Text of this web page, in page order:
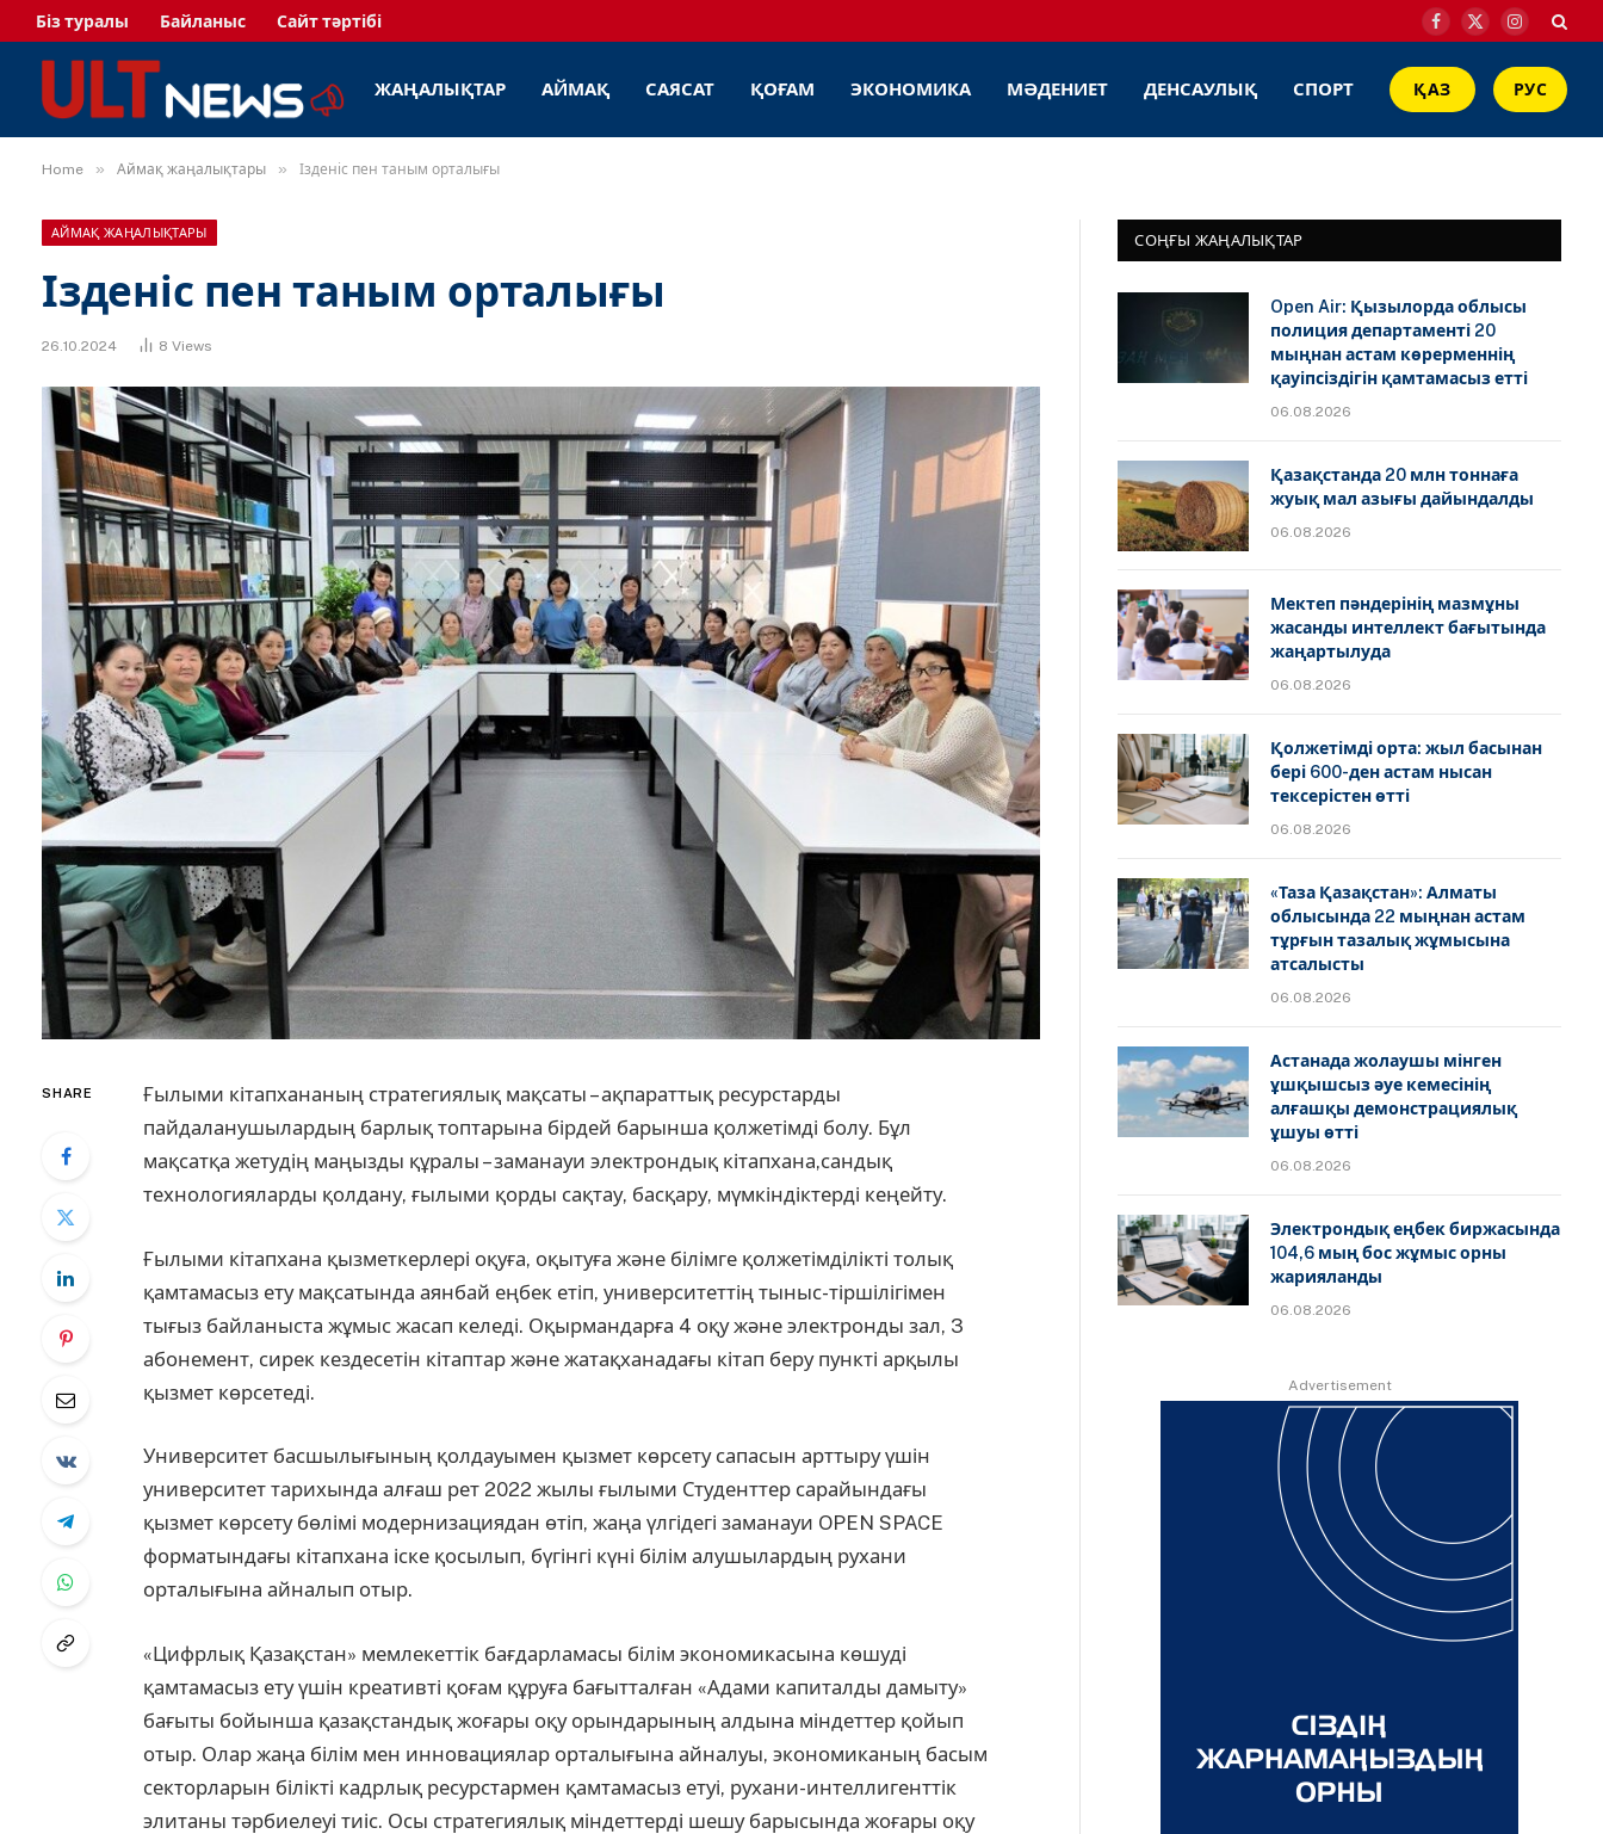
Біз туралы Байланыс Сайт тәртібі
Facebook
X
Instagram
ЖАҢАЛЫҚТАР АЙМАҚ САЯСАТ ҚОҒАМ ЭКОНОМИКА МӘДЕНИЕТ ДЕНСАУЛЫҚ СПОРТ ҚАЗ РУС
Home » Аймақ жаңалықтары » Ізденіс пен таным орталығы
АЙМАҚ ЖАҢАЛЫҚТАРЫ
Ізденіс пен таным орталығы
26.10.2024 8 Views
SHARE
Ғылыми кітапхананың стратегиялық мақсаты – ақпараттық ресурстарды
пайдаланушылардың барлық топтарына бірдей барынша қолжетімді болу. Бұл
мақсатқа жетудің маңызды құралы – заманауи электрондық кітапхана,сандық
технологияларды қолдану, ғылыми қорды сақтау, басқару, мүмкіндіктерді кеңейту.
Ғылыми кітапхана қызметкерлері оқуға, оқытуға және білімге қолжетімділікті толық
қамтамасыз ету мақсатында аянбай еңбек етіп, университеттің тыныс-тіршілігімен
тығыз байланыста жұмыс жасап келеді. Оқырмандарға 4 оқу және электронды зал, 3
абонемент, сирек кездесетін кітаптар және жатақханадағы кітап беру пункті арқылы
қызмет көрсетеді.
Университет басшылығының қолдауымен қызмет көрсету сапасын арттыру үшін
университет тарихында алғаш рет 2022 жылы ғылыми Студенттер сарайындағы
қызмет көрсету бөлімі модернизациядан өтіп, жаңа үлгідегі заманауи OPEN SPACE
форматындағы кітапхана іске қосылып, бүгінгі күні білім алушылардың рухани
орталығына айналып отыр.
«Цифрлық Қазақстан» мемлекеттік бағдарламасы білім экономикасына көшуді
қамтамасыз ету үшін креативті қоғам құруға бағытталған «Адами капиталды дамыту»
бағыты бойынша қазақстандық жоғары оқу орындарының алдына міндеттер қойып
отыр. Олар жаңа білім мен инновациялар орталығына айналуы, экономиканың басым
секторларын білікті кадрлық ресурстармен қамтамасыз етуі, рухани-интеллигенттік
элитаны тәрбиелеуі тиіс. Осы стратегиялық міндеттерді шешу барысында жоғары оқу
СОҢҒЫ ЖАҢАЛЫҚТАР
Open Air: Қызылорда облысы
полиция департаменті 20
мыңнан астам көрерменнің
қауіпсіздігін қамтамасыз етті
06.08.2026
Қазақстанда 20 млн тоннаға
жуық мал азығы дайындалды
06.08.2026
Мектеп пәндерінің мазмұны
жасанды интеллект бағытында
жаңартылуда
06.08.2026
Қолжетімді орта: жыл басынан
бері 600-ден астам нысан
тексерістен өтті
06.08.2026
«Таза Қазақстан»: Алматы
облысында 22 мыңнан астам
тұрғын тазалық жұмысына
атсалысты
06.08.2026
Астанада жолаушы мінген
ұшқышсыз әуе кемесінің
алғашқы демонстрациялық
ұшуы өтті
06.08.2026
Электрондық еңбек биржасында
104,6 мың бос жұмыс орны
жарияланды
06.08.2026
Advertisement